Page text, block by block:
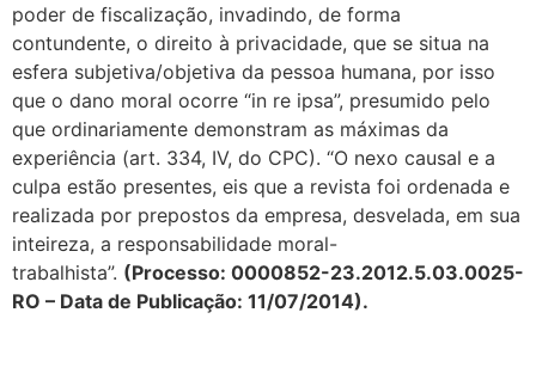
poder de fiscalização, invadindo, de forma
contundente, o direito à privacidade, que se situa na
esfera subjetiva/objetiva da pessoa humana, por isso
que o dano moral ocorre “in re ipsa”, presumido pelo
que ordinariamente demonstram as máximas da
experiência (art. 334, IV, do CPC). “O nexo causal e a
culpa estão presentes, eis que a revista foi ordenada e
realizada por prepostos da empresa, desvelada, em sua
inteireza, a responsabilidade moral-
trabalhista”. (Processo: 0000852-23.2012.5.03.0025-
RO – Data de Publicação: 11/07/2014).